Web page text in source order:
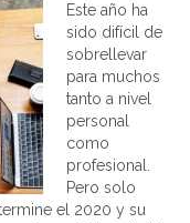
Este año ha
sido difícil de
sobrellevar
para muchos
tanto a nivel
personal
como
profesional.
Pero solo
el 2020 y su